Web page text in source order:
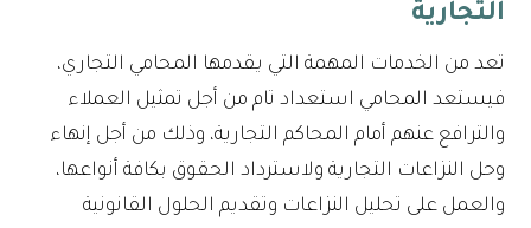
التجارية
تعد من الخدمات المهمة التي يقدمها المحامي التجاري،
فيستعد المحامي استعداد تام من أجل تمثيل العملاء
والترافع عنهم أمام المحاكم التجارية، وذلك من أجل إنهاء
وحل النزاعات التجارية ولاسترداد الحقوق بكافة أنواعها،
والعمل على تحليل النزاعات وتقديم الحلول القانونية